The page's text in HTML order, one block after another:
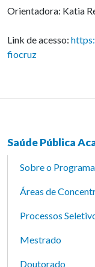
Orientadora: Katia
Link de acesso:
fiocruz
Saúde Pública
Sobre o Programa
Áreas de
Processos
Mestrado
Doutorado